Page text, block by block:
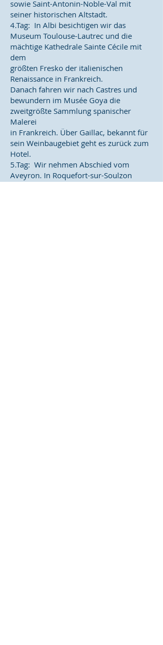
sowie Saint-Antonin-Noble-Val mit
seiner historischen Altstadt.
4.Tag: In Albi besichtigen wir das
Museum Toulouse-Lautrec und die
mächtige Kathedrale Sainte Cécile mit
dem
größten Fresko der italienischen
Renaissance in Frankreich.
Danach fahren wir nach Castres und
bewundern im Musée Goya die
zweitgrößte Sammlung spanischer
Malerei
in Frankreich. Über Gaillac, bekannt für
sein Weinbaugebiet geht es zurück zum
Hotel.
5.Tag: Wir nehmen Abschied vom
Aveyron. In Roquefort-sur-Soulzon